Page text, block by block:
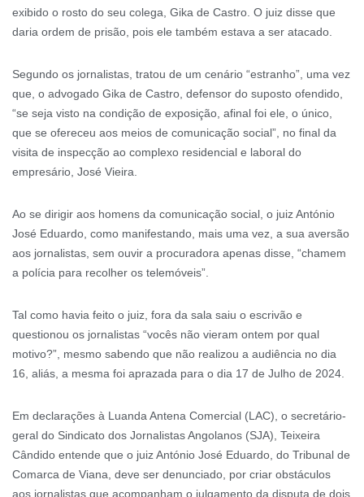
exibido o rosto do seu colega, Gika de Castro. O juiz disse que
daria ordem de prisão, pois ele também estava a ser atacado.
Segundo os jornalistas, tratou de um cenário “estranho”, uma vez
que, o advogado Gika de Castro, defensor do suposto ofendido,
“se seja visto na condição de exposição, afinal foi ele, o único,
que se ofereceu aos meios de comunicação social”, no final da
visita de inspecção ao complexo residencial e laboral do
empresário, José Vieira.
Ao se dirigir aos homens da comunicação social, o juiz António
José Eduardo, como manifestando, mais uma vez, a sua aversão
aos jornalistas, sem ouvir a procuradora apenas disse, “chamem
a polícia para recolher os telemóveis”.
Tal como havia feito o juiz, fora da sala saiu o escrivão e
questionou os jornalistas “vocês não vieram ontem por qual
motivo?”, mesmo sabendo que não realizou a audiência no dia
16, aliás, a mesma foi aprazada para o dia 17 de Julho de 2024.
Em declarações à Luanda Antena Comercial (LAC), o secretário-
geral do Sindicato dos Jornalistas Angolanos (SJA), Teixeira
Cândido entende que o juiz António José Eduardo, do Tribunal de
Comarca de Viana, deve ser denunciado, por criar obstáculos
aos jornalistas que acompanham o julgamento da disputa de dois